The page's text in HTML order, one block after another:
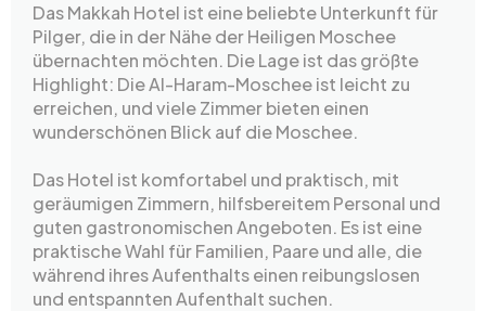
Das Makkah Hotel ist eine beliebte Unterkunft für
Pilger, die in der Nähe der Heiligen Moschee
übernachten möchten. Die Lage ist das größte
Highlight: Die Al-Haram-Moschee ist leicht zu
erreichen, und viele Zimmer bieten einen
wunderschönen Blick auf die Moschee.
Das Hotel ist komfortabel und praktisch, mit
geräumigen Zimmern, hilfsbereitem Personal und
guten gastronomischen Angeboten. Es ist eine
praktische Wahl für Familien, Paare und alle, die
während ihres Aufenthalts einen reibungslosen
und entspannten Aufenthalt suchen.